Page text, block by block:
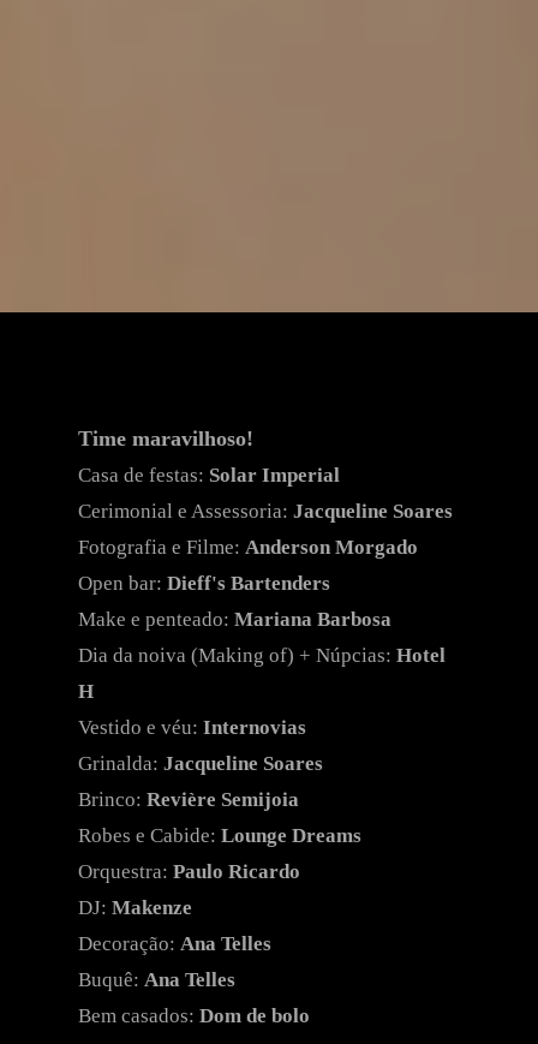
Time maravilhoso!
Casa de festas: Solar Imperial
Cerimonial e Assessoria:Jacqueline Soares
Fotografia e Filme:Anderson Morgado
Open bar:Dieff's Bartenders
Make e penteado:Mariana Barbosa
Dia da noiva (Making of) + Núpcias:Hotel
H
Vestido e véu: Internovias
Grinalda: Jacqueline Soares
Brinco:Revière Semijoia
Robes e Cabide:Lounge Dreams
Orquestra:Paulo Ricardo
DJ:Makenze
Decoração:Ana Telles
Buquê:Ana Telles
Bem casados:Dom de bolo